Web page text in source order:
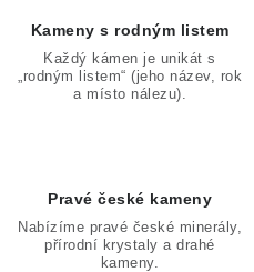
Kameny s rodným listem
Každý kámen je unikát s
„rodným listem“ (jeho název, rok
a místo nálezu).
Pravé české kameny
Nabízíme pravé české minerály,
přírodní krystaly a drahé
kameny.